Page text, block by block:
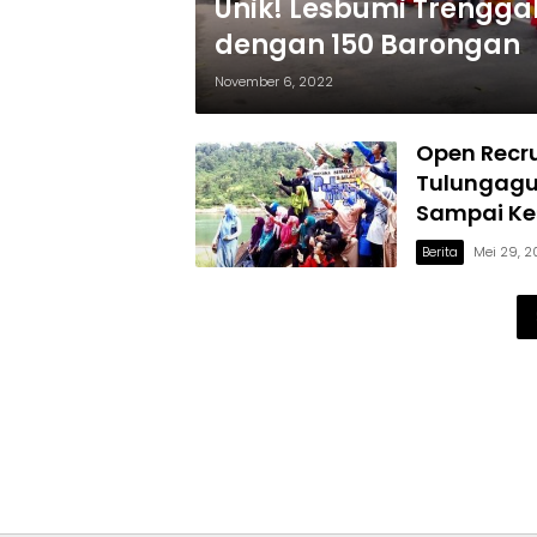
Unik! Lesbumi
dengan 150 Barongan
November 6, 2022
Open
Sampai
Berita Mei 29,